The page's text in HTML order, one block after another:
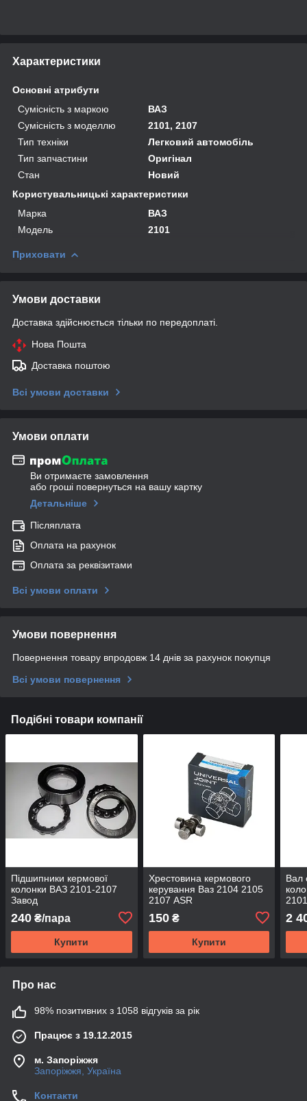
Характеристики
Основні атрибути
Сумісність з маркою
ВАЗ
Сумісність з моделлю
2101, 2107
Тип техніки
Легковий автомобіль
Тип запчастини
Оригінал
Стан
Новий
Користувальницькі характеристики
Марка
ВАЗ
Модель
2101
Приховати
Умови доставки
Доставка здійснюється тільки по передоплаті.
Нова Пошта
Доставка поштою
Всі умови доставки
Умови оплати
Ви отримаєте замовлення
або гроші повернуться на вашу картку
Детальніше
Післяплата
Оплата на рахунок
Оплата за реквізитами
Всі умови оплати
Умови повернення
Повернення товару впродовж 14 днів за рахунок покупця
Всі умови повернення
Подібні товари компанії
Підшипники кермової
колонки ВАЗ 2101-2107
Завод
240 ₴/пара
Купити
Хрестовина кермового
керування Ваз 2104 2105
2107 ASR
150₴
Купити
Вал
2
Про нас
98% позитивних з 1058 відгуків за рік
Працює з 19.12.2015
м. Запоріжжя
Запоріжжя, Україна
Контакти